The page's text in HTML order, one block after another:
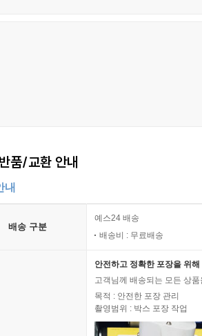
품/교환 안내
내
배송 구분
예스24 배송
배송비 : 무료배송
안전하고 정확한 포장을 위
고객님께 배송되는 모든 상
목적 : 안전한 포장 관리
촬영범위 : 박스 포장 작업